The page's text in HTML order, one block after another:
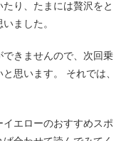
り、たまには贅沢をと
ました。
きませんので、次回乗
思います。 それでは、
エローのおすすめスポ